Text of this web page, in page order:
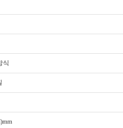
식